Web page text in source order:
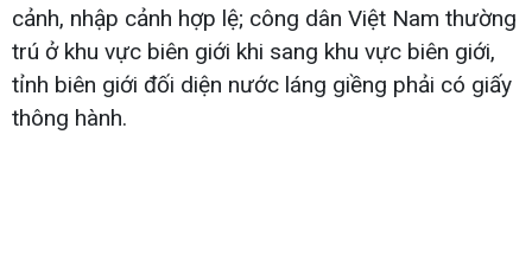
cảnh, nhập cảnh hợp lệ; công dân Việt Nam thường
trú ở khu vực biên giới khi sang khu vực biên giới,
tỉnh biên giới đối diện nước láng giềng phải có giấy
thông hành.